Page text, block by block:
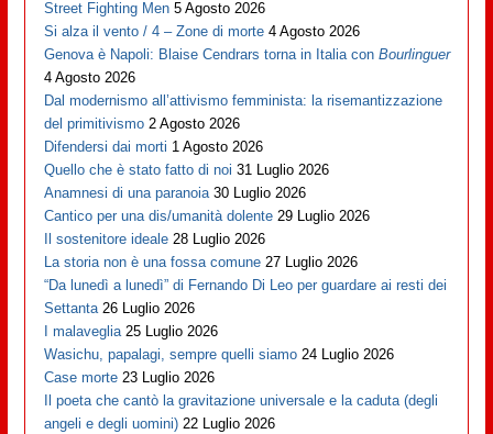
Street Fighting Men 5 Agosto 2026
Si alza il vento / 4 – Zone di morte 4 Agosto 2026
Genova è Napoli: Blaise Cendrars torna in Italia conBourlinguer
4 Agosto 2026
Dal modernismo all’attivismo femminista: la risemantizzazione
del primitivismo 2 Agosto 2026
Difendersi dai morti 1 Agosto 2026
Quello che è stato fatto di noi 31 Luglio 2026
Anamnesi di una paranoia 30 Luglio 2026
Cantico per una dis/umanità dolente 29 Luglio 2026
Il sostenitore ideale 28 Luglio 2026
La storia non è una fossa comune 27 Luglio 2026
“Da lunedì a lunedì” di Fernando Di Leo per guardare ai resti dei
Settanta 26 Luglio 2026
I malaveglia 25 Luglio 2026
Wasichu, papalagi, sempre quelli siamo 24 Luglio 2026
Case morte 23 Luglio 2026
Il poeta che cantò la gravitazione universale e la caduta (degli
angeli e degli uomini) 22 Luglio 2026